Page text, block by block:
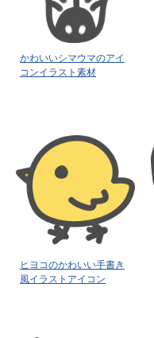
かわいいシマウマのアイ
コンイラスト素材
ヒヨコのかわいい手書き
風イラストアイコン